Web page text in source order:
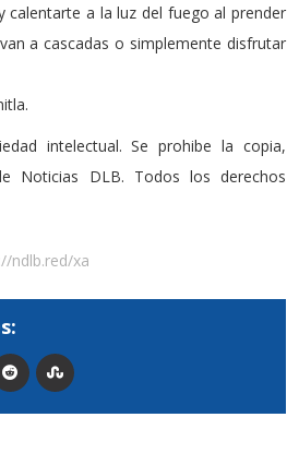
calentarte a la luz del fuego al prender
a cascadas o simplemente disfrutar
intelectual. Se prohibe la copia,
Noticias DLB. Todos los derechos
ndlb.red/xa